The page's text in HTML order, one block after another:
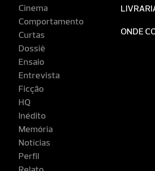
Cinema
Comportamento
Curtas
Dossiê
Ensaio
Entrevista
Ficção
HQ
Inédito
Memória
Notícias
Perfil
ONDE